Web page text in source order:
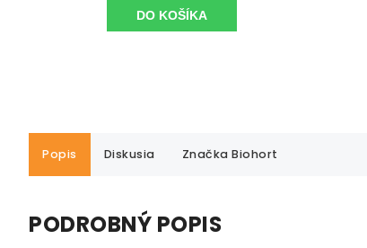
DO KOŠÍKA
Popis Diskusia Značka Biohort
PODROBNÝ POPIS